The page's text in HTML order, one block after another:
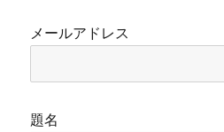
メールアドレス
題名